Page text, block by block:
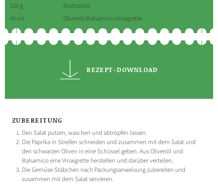
100 g
Blattsalate
40 ml
Olivenöl-Balsamico-Vinaigrette
REZEPT-DOWNLOAD
ZUBEREITUNG
Den Salat putzen, waschen und abtropfen lassen.
Die Paprika in Streifen schneiden und zusammen mit dem Salat und
den schwarzen Oliven in eine Schüssel geben. Aus Olivenöl und
Balsamico eine Vinaigrette herstellen und darüber verteilen.
Die Gemüse-Stäbchen nach Packungsanweisung zubereiten und
zusammen mit dem Salat servieren.